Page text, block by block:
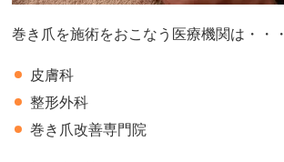
巻き爪を施術をおこなう医療機関は・・・
皮膚科
整形外科
巻き爪改善専門院